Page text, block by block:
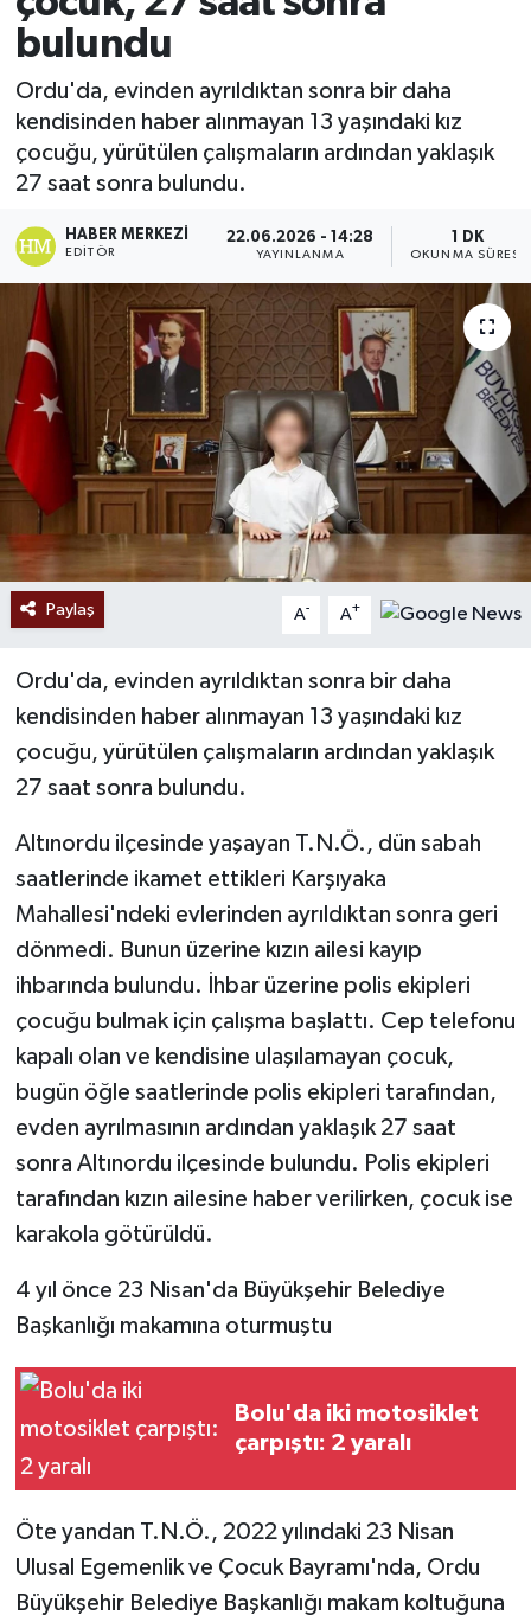
bulundu
Ordu'da, evinden ayrıldıktan sonra bir daha
kendisinden haber alınmayan 13 yaşındaki kız
çocuğu, yürütülen çalışmaların ardından yaklaşık
27 saat sonra bulundu.
HABER MERKEZI
EDITÖR
22.06.2026 - 14:28
YAYINLANMA
1 DK
OKUNMA SÜRESI
Paylaş A- A+
Ordu'da, evinden ayrıldıktan sonra bir daha
kendisinden haber alınmayan 13 yaşındaki kız
çocuğu, yürütülen çalışmaların ardından yaklaşık
27 saat sonra bulundu.
Altınordu ilçesinde yaşayan T.N.Ö., dün sabah
saatlerinde ikamet ettikleri Karşıyaka
Mahallesi'ndeki evlerinden ayrıldıktan sonra geri
dönmedi. Bunun üzerine kızın ailesi kayıp
ihbarında bulundu. İhbar üzerine polis ekipleri
çocuğu bulmak için çalışma başlattı. Cep telefonu
kapalı olan ve kendisine ulaşılamayan çocuk,
bugün öğle saatlerinde polis ekipleri tarafından,
evden ayrılmasının ardından yaklaşık 27 saat
sonra Altınordu ilçesinde bulundu. Polis ekipleri
tarafından kızın ailesine haber verilirken, çocuk ise
karakola götürüldü.
4 yıl önce 23 Nisan'da Büyükşehir Belediye
Başkanlığı makamına oturmuştu
Bolu'da iki motosiklet
çarpıştı: 2 yaralı
Öte yandan T.N.Ö., 2022 yılındaki 23 Nisan
Ulusal Egemenlik ve Çocuk Bayramı'nda, Ordu
Büyükşehir Belediye Başkanlığı makam koltuğuna
Ekonomi
Sağlık
Tokat Haber